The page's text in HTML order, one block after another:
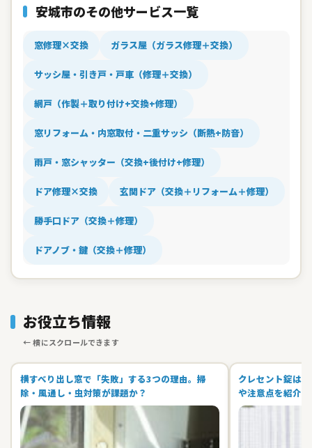
安城市のその他サービス一覧
窓修理×交換 ガラス屋（ガラス修理＋交換）
サッシ屋・引き戸・戸車（修理＋交換）
網戸（作製＋取り付け+交換+修理）
窓リフォーム・内窓取付・二重サッシ（断熱+防音）
雨戸・窓シャッター（交換+後付け+修理）
ドア修理×交換 玄関ドア（交換＋リフォーム＋修理）
勝手口ドア（交換＋修理）
ドアノブ・鍵（交換＋修理）
お役立ち情報
横すべり出し窓で「失敗」する3つの理由。掃
除・風通し・虫対策が課題か？
クレセント錠は
や注意点を紹介